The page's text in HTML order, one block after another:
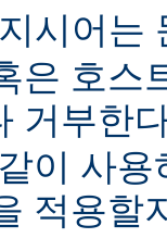
지시어는
은 호스
거부한
이 사
적용할